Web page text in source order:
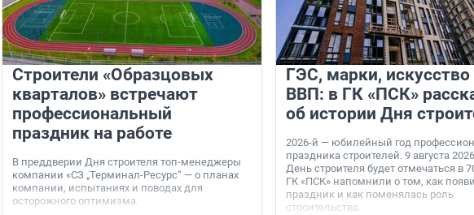
Строители «Образцовых
кварталов» встречают
профессиональный
праздник на работе
В преддверии Дня строителя топ-менеджеры
компании «СЗ „Терминал-Ресурс“ — о планах
компании, испытаниях и поводах для
осторожного оптимизма.
ГЭС, марки, искусство
ВВП: в ГК «ПСК»
об истории Дня
2026-й — юбилейный год
праздника строителей. 9 августа
День строителя будет отмечаться в
ГК «ПСК» напомнили о том, как
праздник и как поменялась роль
строительства.